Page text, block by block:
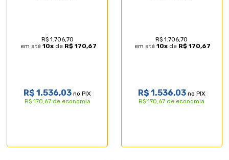
R$ 1.706,70
em até 10xde R$ 170,67
R$ 1.536,03 no PIX
R$ 170,67 de economia
R$ 1.706,70
em até10x de R$ 170,67
R$ 1.536,03no PIX
R$ 170,67 de economia